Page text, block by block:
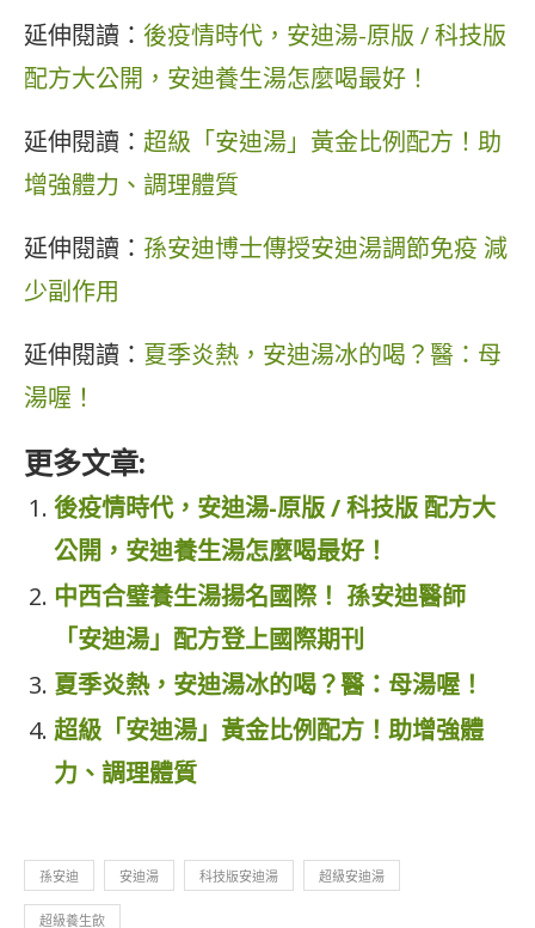
延伸閱讀： 後疫情時代，安迪湯-原版 / 科技版
配方大公開，安迪養生湯怎麼喝最好！
延伸閱讀： 超級「安迪湯」黃金比例配方！助
增強體力、調理體質
延伸閱讀： 孫安迪博士傳授安迪湯調節免疫 減
少副作用
延伸閱讀： 夏季炎熱，安迪湯冰的喝？醫：母
湯喔！
更多文章:
後疫情時代，安迪湯-原版 / 科技版 配方大
公開，安迪養生湯怎麼喝最好！
中西合璧養生湯揚名國際！ 孫安迪醫師
「安迪湯」配方登上國際期刊
夏季炎熱，安迪湯冰的喝？醫：母湯喔！
超級「安迪湯」黃金比例配方！助增強體
力、調理體質
孫安迪 安迪湯 科技版安迪湯 超級安迪湯
超級養生飲